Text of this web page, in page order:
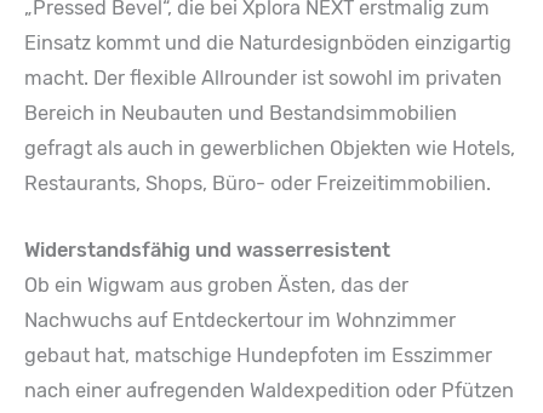
„Pressed Bevel“, die bei Xplora NEXT erstmalig zum
Einsatz kommt und die Naturdesignböden einzigartig
macht. Der flexible Allrounder ist sowohl im privaten
Bereich in Neubauten und Bestandsimmobilien
gefragt als auch in gewerblichen Objekten wie Hotels,
Restaurants, Shops, Büro- oder Freizeitimmobilien.
Widerstandsfähig und wasserresistent
Ob ein Wigwam aus groben Ästen, das der
Nachwuchs auf Entdeckertour im Wohnzimmer
gebaut hat, matschige Hundepfoten im Esszimmer
nach einer aufregenden Waldexpedition oder Pfützen